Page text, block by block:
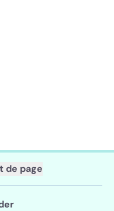
de page